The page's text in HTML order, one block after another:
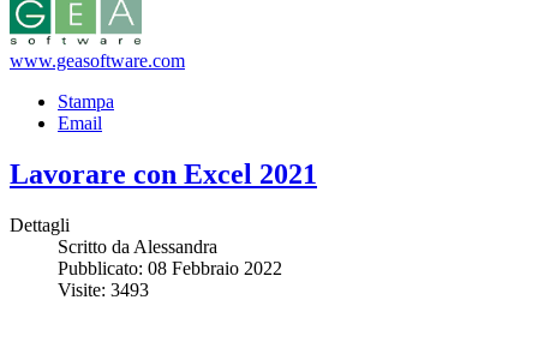
www.geasoftware.com
Stampa
Email
Lavorare con Excel 2021
Dettagli
Scritto da Alessandra
Pubblicato: 08 Febbraio 2022
Visite: 3493